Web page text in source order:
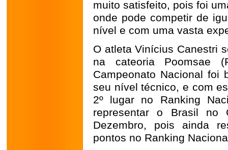
muito satisfeito, pois foi
onde pode competir de
nível e com uma vasta
O atleta Vinícius Canestri
na cateoria Poomsae
Campeonato Nacional foi
seu nível técnico, e com
2º lugar no Ranking
representar o Brasil no
Dezembro, pois ainda
pontos no Ranking